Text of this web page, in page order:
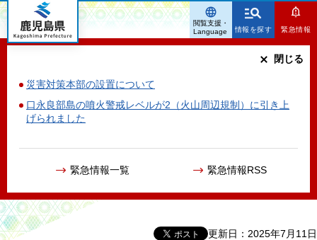
鹿児島県
情報を探す 緊急情報
災害対策本部の設置について
口永良部島の噴火警戒レベルが2（火山周辺規制）に引き上
げられました
緊急情報一覧 緊急情報RSS
閉じる
閲覧支援・
Language
更新日：2025年7月11日